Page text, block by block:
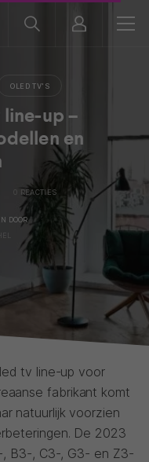
OLED TV'S
line-up –
en
0 REACTIES
DOOR
tv line-up voor
fabrikant komt
natuurlijk voorzien
De 2023
B3-, C3-, G3- en Z3-